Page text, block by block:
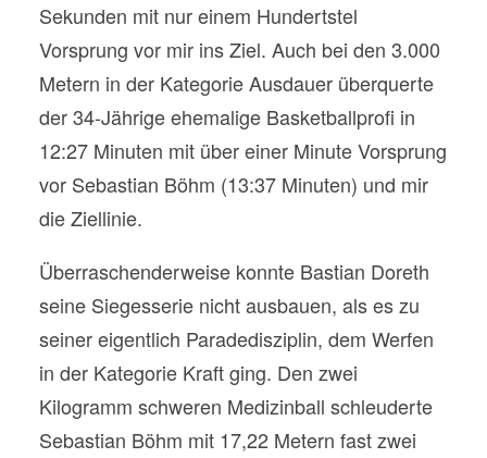
Sekunden mit nur einem Hundertstel
Vorsprung vor mir ins Ziel. Auch bei den 3.000
Metern in der Kategorie Ausdauer überquerte
der 34-Jährige ehemalige Basketballprofi in
12:27 Minuten mit über einer Minute Vorsprung
vor Sebastian Böhm (13:37 Minuten) und mir
die Ziellinie.
Überraschenderweise konnte Bastian Doreth
seine Siegesserie nicht ausbauen, als es zu
seiner eigentlich Paradedisziplin, dem Werfen
in der Kategorie Kraft ging. Den zwei
Kilogramm schweren Medizinball schleuderte
Sebastian Böhm mit 17,22 Metern fast zwei